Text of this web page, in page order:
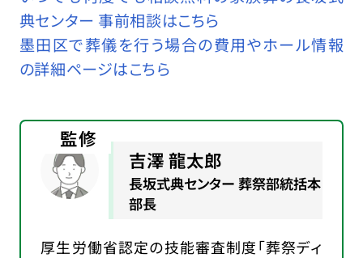
典センター 事前相談はこちら
墨田区で葬儀を行う場合の費用やホール情報
の詳細ページはこちら
監修
吉澤 龍太郎
長坂式典センター 葬祭部統括本
部長
厚生労働省認定の技能審査制度「葬祭ディ